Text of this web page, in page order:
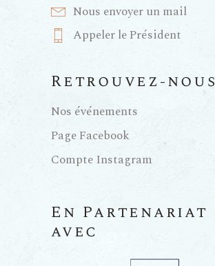
Nous envoyer un mail
Appeler le Président
Retrouvez-nous
Nos événements
Page Facebook
Compte Instagram
En Partenariat
avec